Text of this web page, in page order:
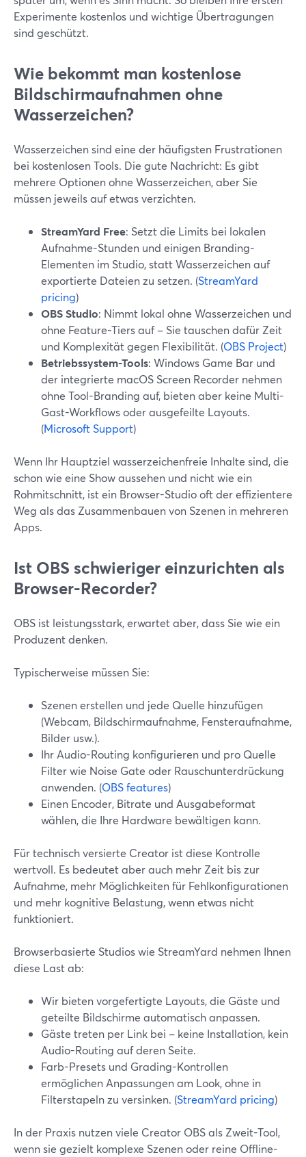
Experimente kostenlos und wichtige Übertragungen
sind geschützt.
Wie bekommt man kostenlose
Bildschirmaufnahmen ohne
Wasserzeichen?
Wasserzeichen sind eine der häufigsten Frustrationen
bei kostenlosen Tools. Die gute Nachricht: Es gibt
mehrere Optionen ohne Wasserzeichen, aber Sie
müssen jeweils auf etwas verzichten.
StreamYard Free: Setzt die Limits bei lokalen
Aufnahme-Stunden und einigen Branding-
Elementen im Studio, statt Wasserzeichen auf
exportierte Dateien zu setzen. (StreamYard
pricing)
OBS Studio: Nimmt lokal ohne Wasserzeichen und
ohne Feature-Tiers auf – Sie tauschen dafür Zeit
und Komplexität gegen Flexibilität. (OBS Project)
Betriebssystem-Tools: Windows Game Bar und
der integrierte macOS Screen Recorder nehmen
ohne Tool-Branding auf, bieten aber keine Multi-
Gast-Workflows oder ausgefeilte Layouts.
(Microsoft Support)
Wenn Ihr Hauptziel wasserzeichenfreie Inhalte sind, die
schon wie eine Show aussehen und nicht wie ein
Rohmitschnitt, ist ein Browser-Studio oft der effizientere
Weg als das Zusammenbauen von Szenen in mehreren
Apps.
Ist OBS schwieriger einzurichten als
Browser-Recorder?
OBS ist leistungsstark, erwartet aber, dass Sie wie ein
Produzent denken.
Typischerweise müssen Sie:
Szenen erstellen und jede Quelle hinzufügen
(Webcam, Bildschirmaufnahme, Fensteraufnahme,
Bilder usw.).
Ihr Audio-Routing konfigurieren und pro Quelle
Filter wie Noise Gate oder Rauschunterdrückung
anwenden. (OBS features)
Einen Encoder, Bitrate und Ausgabeformat
wählen, die Ihre Hardware bewältigen kann.
Für technisch versierte Creator ist diese Kontrolle
wertvoll. Es bedeutet aber auch mehr Zeit bis zur
Aufnahme, mehr Möglichkeiten für Fehlkonfigurationen
und mehr kognitive Belastung, wenn etwas nicht
funktioniert.
Browserbasierte Studios wie StreamYard nehmen Ihnen
diese Last ab:
Wir bieten vorgefertigte Layouts, die Gäste und
geteilte Bildschirme automatisch anpassen.
Gäste treten per Link bei – keine Installation, kein
Audio-Routing auf deren Seite.
Farb-Presets und Grading-Kontrollen
ermöglichen Anpassungen am Look, ohne in
Filterstapeln zu versinken. (StreamYard pricing)
In der Praxis nutzen viele Creator OBS als Zweit-Tool,
wenn sie gezielt komplexe Szenen oder reine Offline-